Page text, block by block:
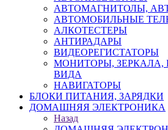
АВТОМАГНИТОЛЫ,
АВТОМОБИЛЬНЫЕ
АЛКОТЕСТЕРЫ
АНТИРАДАРЫ
ВИДЕОРЕГИСТАТОРЫ
МОНИТОРЫ, ЗЕРКАЛА,
ВИДА
НАВИГАТОРЫ
БЛОКИ ПИТАНИЯ, ЗАРЯДКИ
ДОМАШНЯЯ ЭЛЕКТРОНИКА
Назад